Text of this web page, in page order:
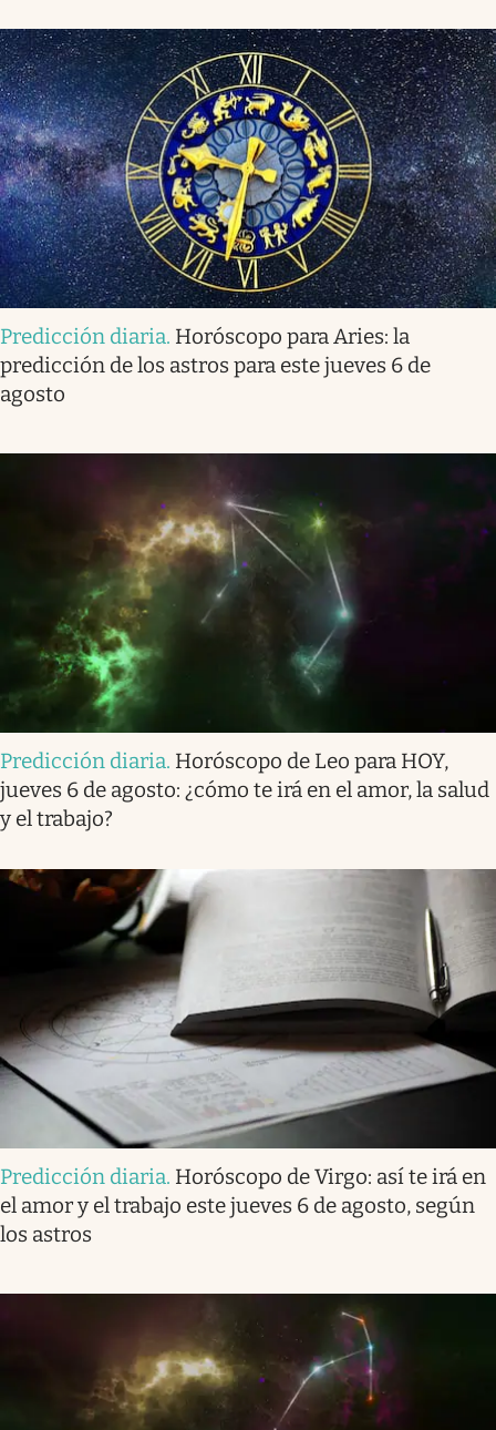
Predicción diaria. Horóscopo para Aries: la
predicción de los astros para este jueves 6 de
agosto
Predicción diaria. Horóscopo de Leo para HOY,
jueves 6 de agosto: ¿cómo te irá en el amor, la salud
y el trabajo?
Predicción diaria. Horóscopo de Virgo: así te irá en
el amor y el trabajo este jueves 6 de agosto, según
los astros